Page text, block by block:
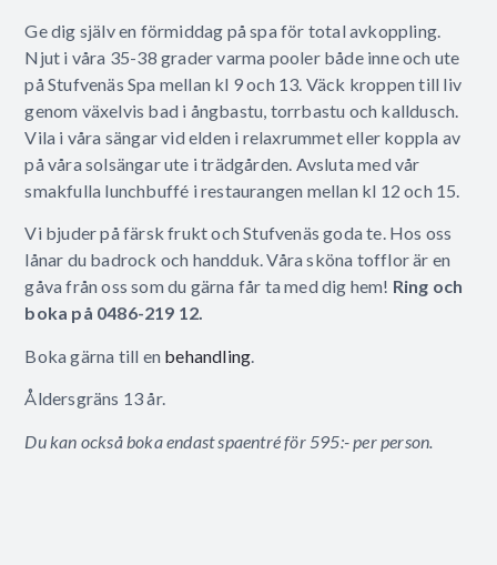
Ge dig själv en förmiddag på spa för total avkoppling.
Njut i våra 35-38 grader varma pooler både inne och ute
på Stufvenäs Spa mellan kl 9 och 13. Väck kroppen till liv
genom växelvis bad i ångbastu, torrbastu och kalldusch.
Vila i våra sängar vid elden i relaxrummet eller koppla av
på våra solsängar ute i trädgården. Avsluta med vår
smakfulla lunchbuffé i restaurangen mellan kl 12 och 15.
Vi bjuder på färsk frukt och Stufvenäs goda te. Hos oss
lånar du badrock och handduk. Våra sköna tofflor är en
gåva från oss som du gärna får ta med dig hem! Ring och
boka på 0486-219 12.
Boka gärna till en behandling
Åldersgräns 13 år.
Du kan också boka endast spaentré för 595:- per person.